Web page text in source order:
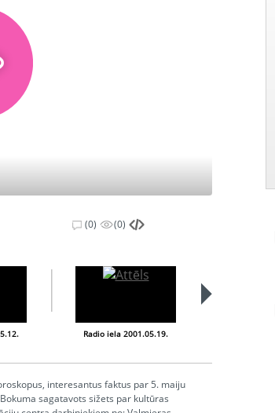
(0) (0)
Radio iela 2001.05.19.
interesantus faktus par 5. maiju
sagatavots sižets par kultūras